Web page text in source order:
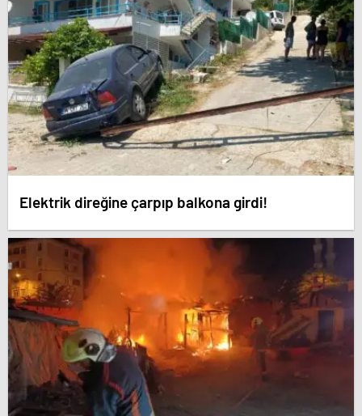
Elektrik direğine çarpıp balkona girdi!